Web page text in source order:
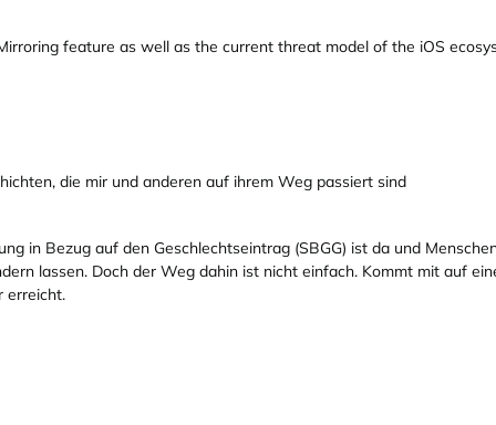
feature as well as the current threat model of the iOS
die mir und anderen auf ihrem Weg passiert sind
in Bezug auf den Geschlechtseintrag (SBGG) ist da und
lassen. Doch der Weg dahin ist nicht einfach. Kommt mit auf
erreicht.